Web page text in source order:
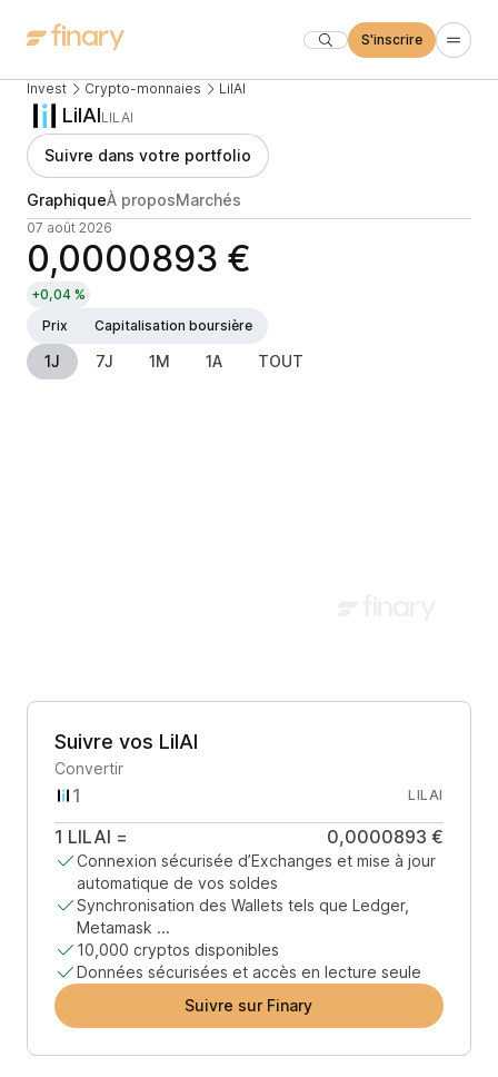
S'inscrire
Invest Crypto-monnaies LilAI
LilAILILAI
Suivre dans votre portfolio
GraphiqueÀ proposMarchés
07 août 2026
0,0000893 €
+0,04 %
Prix
Capitalisation boursière
1J 7J 1M 1A TOUT
Suivre vos LilAI
Convertir
LILAI
1 LILAI = 0,0000893 €
Connexion sécurisée d’Exchanges et mise à jour
automatique de vos soldes
Synchronisation des Wallets tels que Ledger,
Metamask ...
10,000 cryptos disponibles
Données sécurisées et accès en lecture seule
Suivre sur Finary